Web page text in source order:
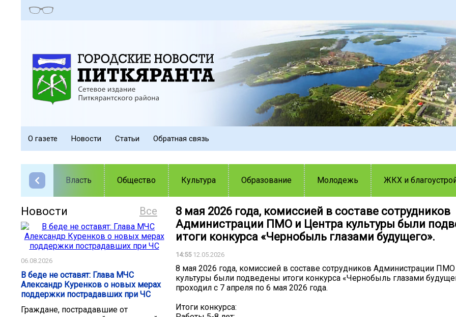
О газете Новости Статьи Обратная связь
Власть Общество Культура Образование Молодежь ЖКХ и
Все
Новости
06.08.2026
В беде не оставят: Глава МЧС
Александр Куренков о новых мерах
поддержки пострадавших при ЧС
Граждане, пострадавшие от
8 мая 2026 года, комиссией в составе сотрудников
Администрации ПМО и Центра культуры были
итоги конкурса «Чернобыль глазами будущего».
14:5512.05.2026
8 мая 2026 года, комиссией в составе сотрудников Администрации
культуры были подведены итоги конкурса «Чернобыль глазами
проходил с 7 апреля по 6 мая 2026 года.
Итоги конкурса: